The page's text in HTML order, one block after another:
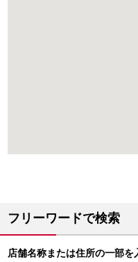
フリーワードで検索
店舗名称または住所の一部を